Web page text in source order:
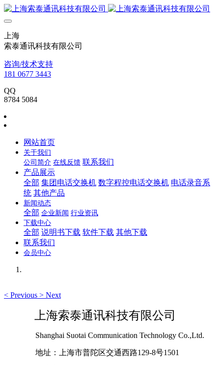
上海
索泰通讯科技有限公司
咨询/技术支持
181 0677 3443
QQ
8784 5084
网站首页
关于我们
公司简介 在线反馈 联系我们
产品展示
全部 集团电话交换机 数字程控电话交换机 电话录音系
统 其他产品
新闻动态
全部 企业新闻 行业资讯
下载中心
全部 说明书下载 软件下载 其他下载
联系我们
会员中心
< Previous > Next
上海索泰通讯科技有限公司
Shanghai Suotai Communication Technology Co.,Ltd.
地址：上海市普陀区交通西路129-8号1501